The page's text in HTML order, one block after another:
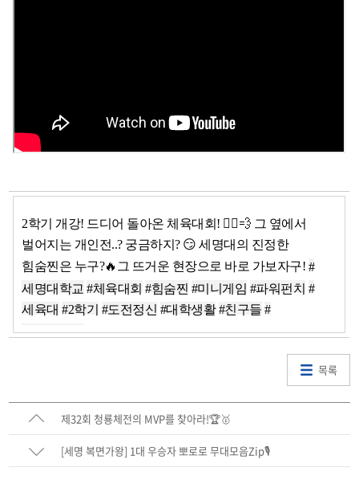
2학기 개강! 드디어 돌아온 체육대회! 🏃‍♀️💨 그 옆에서
벌어지는 개인전..? 궁금하지? 😏 세명대의 진정한
힘숨찐은 누구?🔥그 뜨거운 현장으로 바로 가보자구! #
세명대학교 #체육대회 #힘숨찐 #미니게임 #파워펀치 #
세육대 #2학기 #도전정신 #대학생활 #친구들 #
즐거운시간
목록
제32회 청룡체전의 MVP를 찾아라!🏆🥇
[세명 복면가왕] 1대 우승자 뽀로로 무대모음Zip🎙️